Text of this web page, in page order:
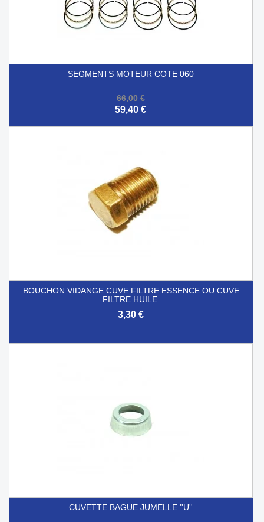
SEGMENTS MOTEUR COTE 060
66,00 €
59,40 €
BOUCHON VIDANGE CUVE FILTRE ESSENCE OU CUVE
FILTRE HUILE
3,30 €
CUVETTE BAGUE JUMELLE ''U''